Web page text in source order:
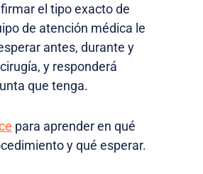
el tipo exacto de
de atención médica le
antes, durante y
y responderá
que tenga.
para aprender en qué
y qué esperar.